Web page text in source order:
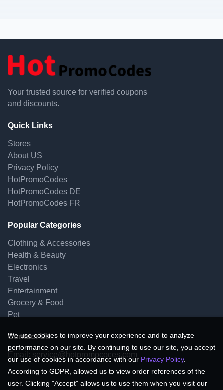
Your trusted source for verified coupons
and discounts.
Quick Links
Stores
About US
Privacy Policy
HotPromoCodes
HotPromoCodes DE
HotPromoCodes FR
Popular Categories
Clothing & Accessories
Health & Beauty
Electronics
Travel
Entertainment
Grocery & Food
Pet
Contact Us
Email: service@hotpromocodes.com
We use cookies to improve your experience and to analyze
performance on our site. By continuing to use our site, you accept
our use of cookies in accordance with our Privacy Policy.
According to GDPR, allowed us to view order references of the
user. Clicking "Accept" allows us to use them when you visit our